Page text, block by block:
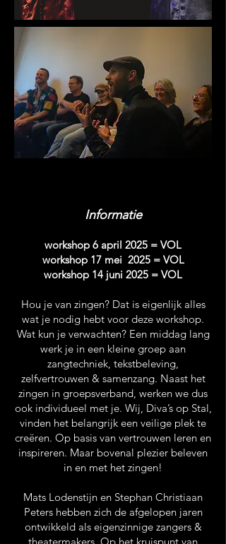
Informatie
workshop 6 april 2025 = VOL
workshop 17 mei 2025 = VOL
workshop 14 juni 2025 = VOL
Hou je van zingen? Dat is eigenlijk alles
wat je nodig hebt voor deze workshop.
Wat kun je verwachten? Een middag lang
werk je in een kleine groep aan
zangtechniek, tekstbeleving,
zelfvertrouwen & samenzang. Naast het
zingen in groepsverband, werken we dus
ook individueel met je. Wij, Diva’s op Stal,
vinden het belangrijk een veilige plek te
creëren. Op basis van vertrouwen leren en
inspireren. Maar bovenal plezier beleven
in en met het zingen!
Mats Lodenstijn en Stephan Christiaan
Peters hebben zich de afgelopen jaren
ontwikkeld als eigenzinnige zangers &